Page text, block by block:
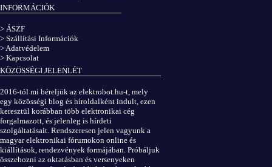
INFORMÁCIÓK
> ÁSZF
> Szállítási Információk
> Adatvédelem
> Kapcsolat
KÖZÖSSÉGI JELENLÉT
2016-tól mi béreljük az elektrobot.hu-t, mely
egy közösségi blog és híroldalként indult, ezen
keresztül korábban több elektronikai cég
forgalmazott, és jelenleg is hírdeti
szolgáltatásait. Rendszeresen jelen vagyunk a
magyar elektronikai fórumokon online és
kiállítások, rendezvények formájában. Próbáljuk
összehozni az oktatásban és versenyeken